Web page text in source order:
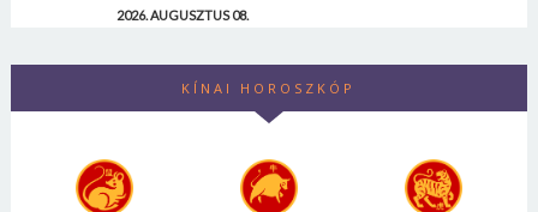
2026. AUGUSZTUS 08.
KÍNAI HOROSZKÓP